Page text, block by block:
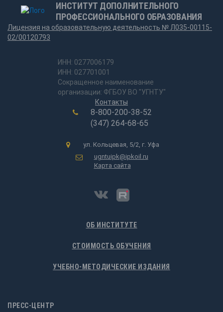
ИНСТИТУТ ДОПОЛНИТЕЛЬНОГО
ПРОФЕССИОНАЛЬНОГО ОБРАЗОВАНИЯ
Лицензия на образовательную деятельность № Л035-00115-
02/00120793
ИНН: 0277006179
ИНН: 027701001
Сокращенное наименование
организации: ФГБОУ ВО "УГНТУ"
Контакты
8-800-200-38-52
(347) 264-68-65
ул. Кольцевая, 5/2, г. Уфа
ugntuipk@ipkoil.ru
Карта сайта
ОБ ИНСТИТУТЕ
СТОИМОСТЬ ОБУЧЕНИЯ
УЧЕБНО-МЕТОДИЧЕСКИЕ ИЗДАНИЯ
ПРЕСС-ЦЕНТР